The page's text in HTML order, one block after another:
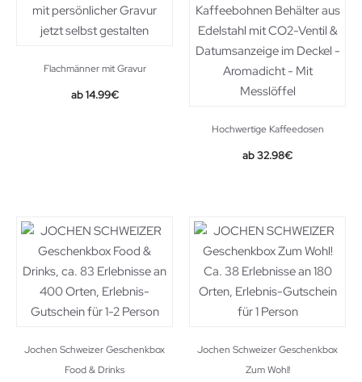
Flachmänner mit Gravur
14.99€
Hochwertige Kaffeedosen
Original
32.98€Current
Jochen Schweizer Geschenkbox
Food & Drinks
Jochen Schweizer Geschenkbox
Zum Wohl!